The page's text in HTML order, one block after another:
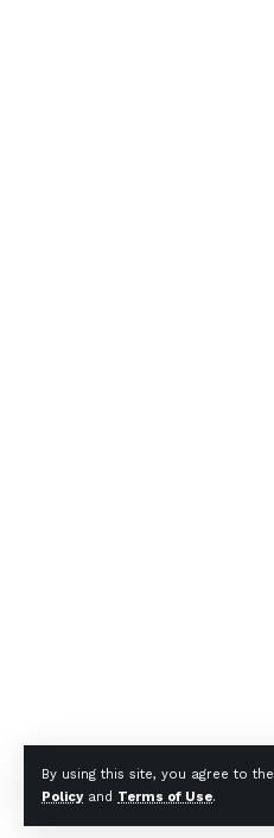
By using this site, you agree to the
Policyand Terms of Use.